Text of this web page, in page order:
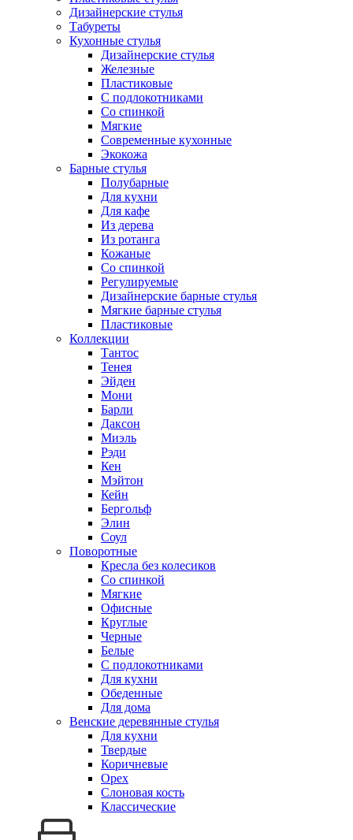
Дизайнерские стулья
Табуреты
Кухонные стулья
Дизайнерские стулья
Железные
Пластиковые
С подлокотниками
Со спинкой
Мягкие
Современные кухонные
Экокожа
Барные стулья
Полубарные
Для кухни
Для кафе
Из дерева
Из ротанга
Кожаные
Со спинкой
Регулируемые
Дизайнерские барные стулья
Мягкие барные стулья
Пластиковые
Коллекции
Тантос
Тенея
Эйден
Мони
Барли
Даксон
Миэль
Рэди
Кен
Мэйтон
Кейн
Бергольф
Элин
Соул
Поворотные
Кресла без колесиков
Со спинкой
Мягкие
Офисные
Круглые
Черные
Белые
С подлокотниками
Для кухни
Обеденные
Для дома
Венские деревянные стулья
Для кухни
Твердые
Коричневые
Орех
Слоновая кость
Классические